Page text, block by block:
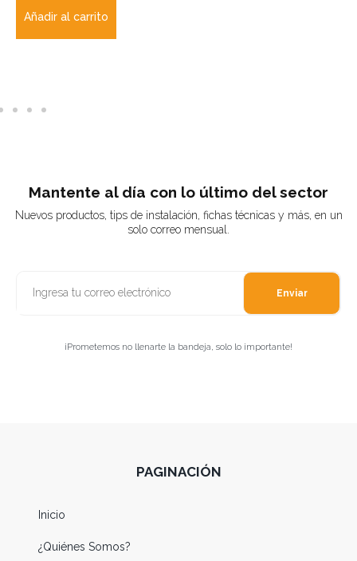
al carrito
Mantente al día con lo último del sector
Nuevos productos, tips de instalación, fichas técnicas y más, en un
solo correo mensual.
Enviar
¡Prometemos no llenarte la bandeja, solo lo importante!
PAGINACIÓN
Inicio
¿Quiénes Somos?